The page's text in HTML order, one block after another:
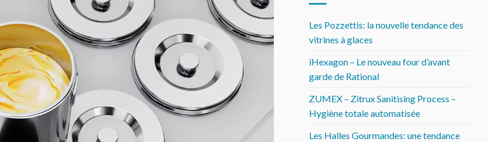
Les Pozzettis: la nouvelle tendance des
vitrines à glaces
iHexagon – Le nouveau four d’avant
garde de Rational
ZUMEX – Zitrux Sanitising Process –
Hygiène totale automatisée
Les Halles Gourmandes: une tendance